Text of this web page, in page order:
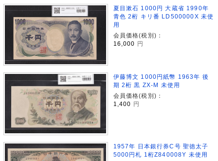
夏目漱石 1000円 大蔵省 1990年
青色 2桁 キリ番 LD500000X 未使
用
会員価格(税別)：
16,000 円
伊藤博文 1000円紙幣 1963年 後
期 2桁 黒 ZX-M 未使用
会員価格(税別)：
1,400 円
1957年 日本銀行券C号 聖徳太子
5000円札 1桁Z840008Y 未使用